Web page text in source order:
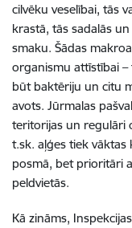
cilvēku veselībai, tās
krastā, tās sadalās
smaku. Šādas
organismu attīstībai
būt baktēriju un citu
avots. Jūrmalas
teritorijas un regulāri
t.sk. aļģes tiek
posmā, bet prioritāri
peldvietās.
Kā zināms,